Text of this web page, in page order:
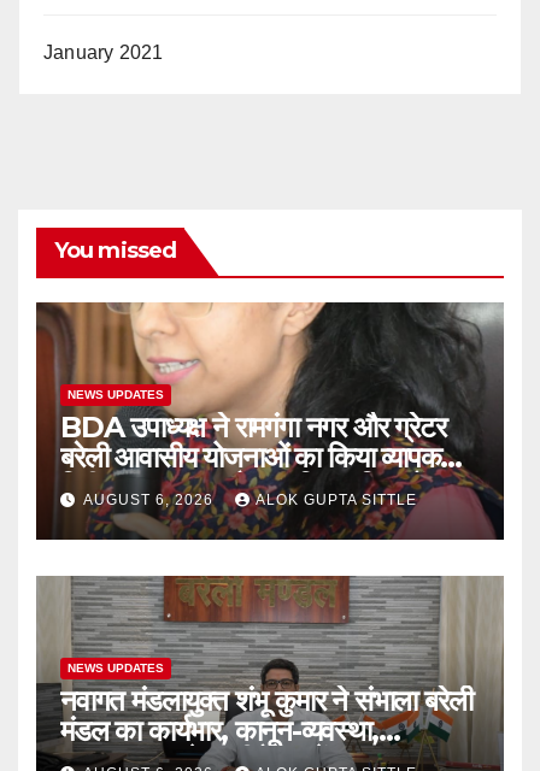
January 2021
You missed
NEWS UPDATES
BDA उपाध्यक्ष ने रामगंगा नगर और ग्रेटर
बरेली आवासीय योजनाओं का किया व्यापक
निरीक्षण, गुणवत्ता और नागरिक सुविधाओं पर
दिए सख्त निर्देश..
AUGUST 6, 2026 ALOK GUPTA SITTLE
NEWS UPDATES
नवागत मंडलायुक्त शंभू कुमार ने संभाला बरेली
मंडल का कार्यभार, कानून-व्यवस्था,
भ्रष्टाचारपर रहेगा जीरो टॉलरेंस..